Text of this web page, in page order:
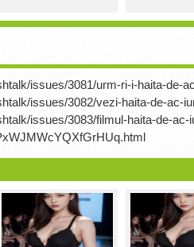
issues/3081/urm-ri-i-haita-de-
issues/3082/vezi-haita-de-ac-
issues/3083/filmul-haita-de-ac-